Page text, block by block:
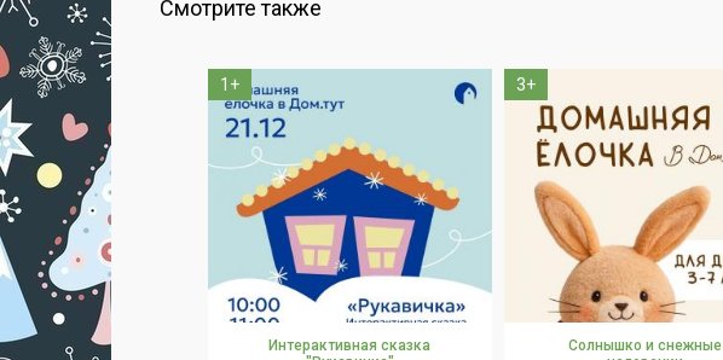
Смотрите также
1+
Интерактивная сказка
3+
Солнышко и снежные